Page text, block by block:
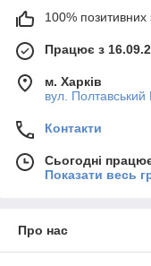
100% позитивних
Працює з
м. Харків
вул. Полтавський
Контакти
Сьогодні
Показати весь
Про нас